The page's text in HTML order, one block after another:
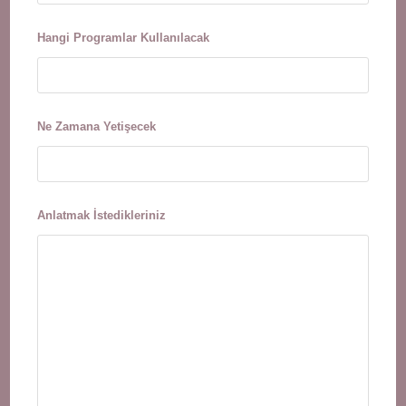
Hangi Programlar Kullanılacak
Ne Zamana Yetişecek
Anlatmak İstedikleriniz